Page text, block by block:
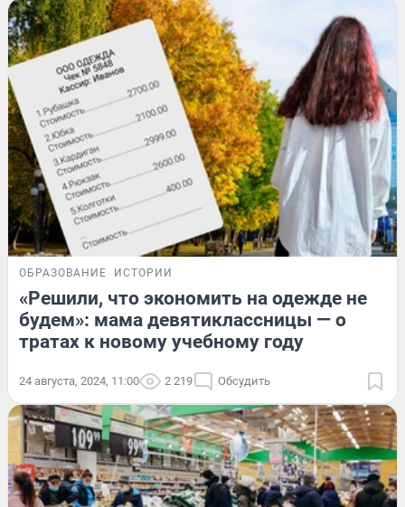
ОБРАЗОВАНИЕ ИСТОРИИ
«Решили, что экономить на одежде не
будем»: мама девятиклассницы — о
тратах к новому учебному году
24 августа, 2024, 11:00 2 219 Обсудить